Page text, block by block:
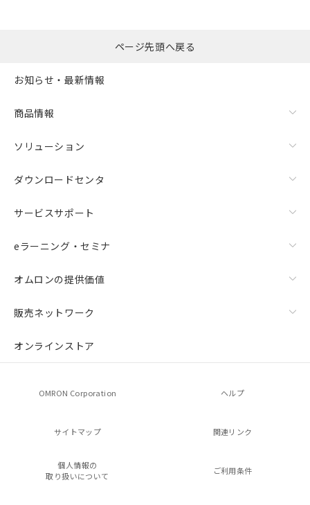
漏れ電流特性
ページ先頭へ戻る
お知らせ・最新情報
商品情報
ソリューション
ダウンロードセンタ
サービスサポート
eラーニング・セミナ
オムロンの提供価値
販売ネットワーク
オンラインストア
OMRON Corporation ヘルプ
サイトマップ 関連リンク
個人情報の
取り扱いについて
ご利用条件